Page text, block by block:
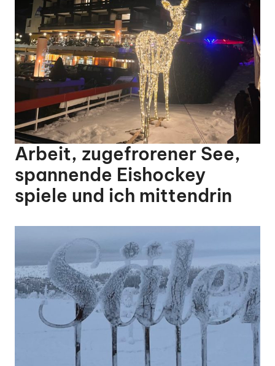
Arbeit, zugefrorener See,
spannende Eishockey
spiele und ich mittendrin